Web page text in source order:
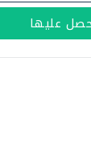
عليها